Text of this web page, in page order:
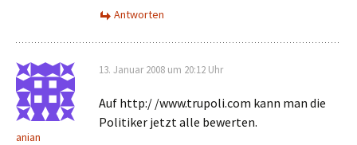
Antworten
anian
13. Januar 2008 um 20:12 Uhr
Auf http:/ /www.trupoli.com kann man die
Politiker jetzt alle bewerten.